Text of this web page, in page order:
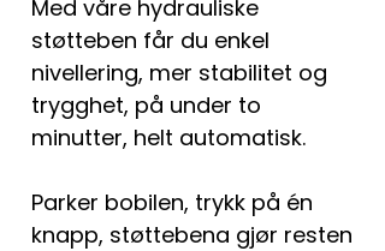
Med våre hydrauliske
støtteben får du enkel
nivellering, mer stabilitet og
trygghet, på under to
minutter, helt automatisk.
Parker bobilen, trykk på én
knapp, støttebena gjør resten